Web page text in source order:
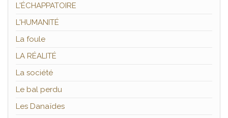
L'ÉCHAPPATOIRE
L'HUMANITÉ
La foule
LA RÉALITÉ
La société
Le bal perdu
Les Danaïdes